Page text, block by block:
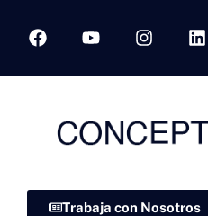
Trabaja con Nosotros